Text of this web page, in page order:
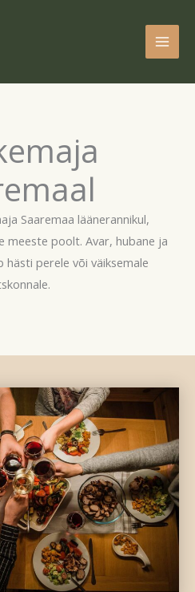
Saaremaa läänerannikul,
meeste poolt. Avar, hubane ja
hästi perele või väiksemale